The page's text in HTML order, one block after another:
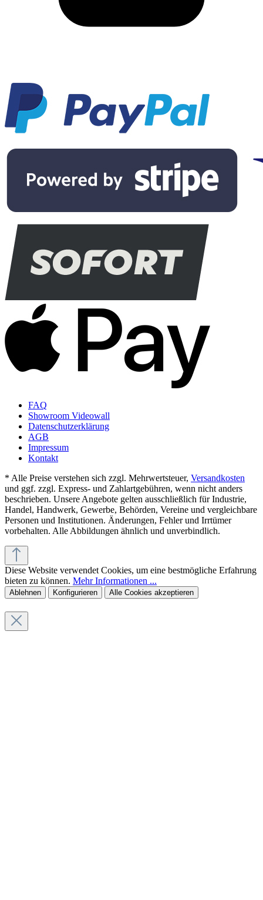
FAQ
Showroom Videowall
Datenschutzerklärung
AGB
Impressum
Kontakt
* Alle Preise verstehen sich zzgl. Mehrwertsteuer, Versandkosten
und ggf. zzgl. Express- und Zahlartgebühren, wenn nicht anders
beschrieben. Unsere Angebote gelten ausschließlich für Industrie,
Handel, Handwerk, Gewerbe, Behörden, Vereine und vergleichbare
Personen und Institutionen. Änderungen, Fehler und Irrtümer
vorbehalten. Alle Abbildungen ähnlich und unverbindlich.
Diese Website verwendet Cookies, um eine bestmögliche Erfahrung
bieten zu können. Mehr Informationen ...
Ablehnen Konfigurieren Alle Cookies akzeptieren